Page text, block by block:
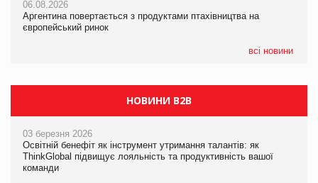
06.08.2026
Аргентина повертається з продуктами птахівництва на
європейський ринок
всі новини
Смачне поповнення дитячого меню: у VARUS з’явилися
новинки від ТМ ТОКЕРИ
06.08.2026
Аргентина повертається з продуктами птахівництва на
європейський ринок
НОВИНИ B2B
03 березня 2026
Освітній бенефіт як інструмент утримання талантів: як
ThinkGlobal підвищує лояльність та продуктивність вашої
команди